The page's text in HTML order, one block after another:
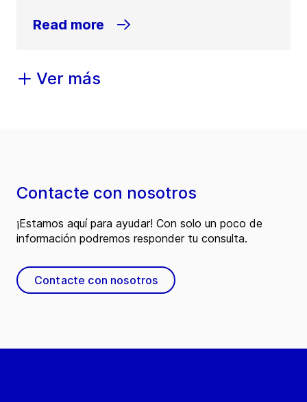
Read more
Ver más
Contacte con nosotros
¡Estamos aquí para ayudar! Con solo un poco de
información podremos responder tu consulta.
Contacte con nosotros